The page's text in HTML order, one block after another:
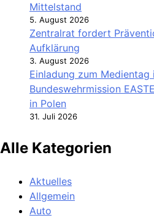
Mittelstand
5. August 2026
Zentralrat fordert
Aufklärung
3. August 2026
Einladung zum Medientag
Bundeswehrmission
in Polen
31. Juli 2026
Alle Kategorien
Aktuelles
Allgemein
Auto